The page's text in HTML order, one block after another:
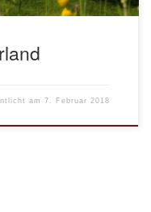
am7. Februar 2018